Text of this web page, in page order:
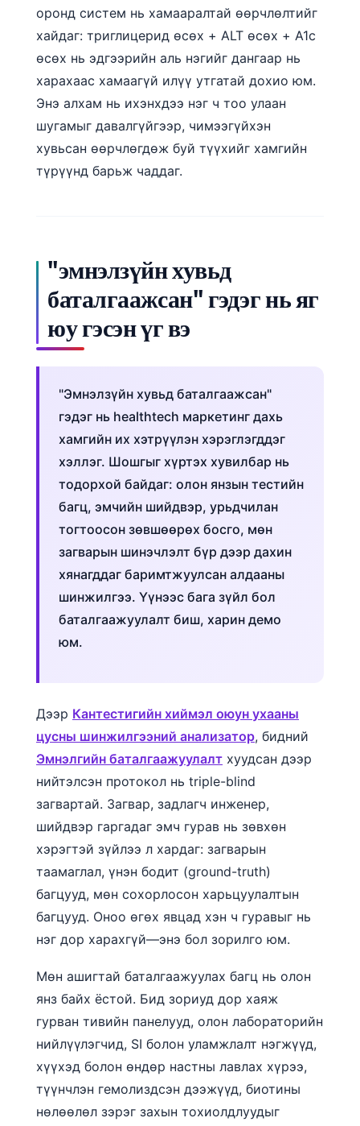
оронд систем нь хамааралтай өөрчлөлтийг
хайдаг: триглицерид өсөх + ALT өсөх + A1c
өсөх нь эдгээрийн аль нэгийг дангаар нь
харахаас хамаагүй илүү утгатай дохио юм.
Энэ алхам нь ихэнхдээ нэг ч тоо улаан
шугамыг давалгүйгээр, чимээгүйхэн
хувьсан өөрчлөгдөж буй түүхийг хамгийн
түрүүнд барьж чаддаг.
"эмнэлзүйн хувьд
баталгаажсан" гэдэг нь яг
юу гэсэн үг вэ
"Эмнэлзүйн хувьд баталгаажсан"
гэдэг нь healthtech маркетинг дахь
хамгийн их хэтрүүлэн хэрэглэгддэг
хэллэг. Шошгыг хүртэх хувилбар нь
тодорхой байдаг: олон янзын тестийн
багц, эмчийн шийдвэр, урьдчилан
тогтоосон зөвшөөрөх босго, мөн
загварын шинэчлэлт бүр дээр дахин
хянагддаг баримтжуулсан алдааны
шинжилгээ. Үүнээс бага зүйл бол
баталгаажуулалт биш, харин демо
юм.
Дээр Кантестигийн хиймэл оюун ухааны
цусны шинжилгээний анализатор, бидний
Эмнэлгийн баталгаажуулалт хуудсан дээр
нийтэлсэн протокол нь triple-blind
загвартай. Загвар, задлагч инженер,
шийдвэр гаргадаг эмч гурав нь зөвхөн
хэрэгтэй зүйлээ л хардаг: загварын
таамаглал, үнэн бодит (ground-truth)
багцууд, мөн сохорлосон харьцуулалтын
багцууд. Оноо өгөх явцад хэн ч гуравыг нь
нэг дор харахгүй—энэ бол зорилго юм.
Мөн ашигтай баталгаажуулах багц нь олон
янз байх ёстой. Бид зориуд дор хаяж
гурван тивийн панелууд, олон лабораторийн
нийлүүлэгчид, SI болон уламжлалт нэгжүүд,
хүүхэд болон өндөр настны лавлах хүрээ,
түүнчлэн гемолиздсэн дээжүүд, биотины
нөлөөлөл зэрэг захын тохиолдлуудыг